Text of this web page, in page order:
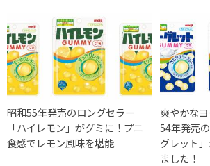
昭和55年発売のロングセラー
「ハイレモン」がグミに！プニ
食感でレモン風味を堪能
爽やかな
54年発売
グレット
ました！